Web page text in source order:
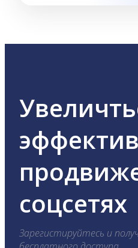
соцсетях
Зарегистируйтесь и